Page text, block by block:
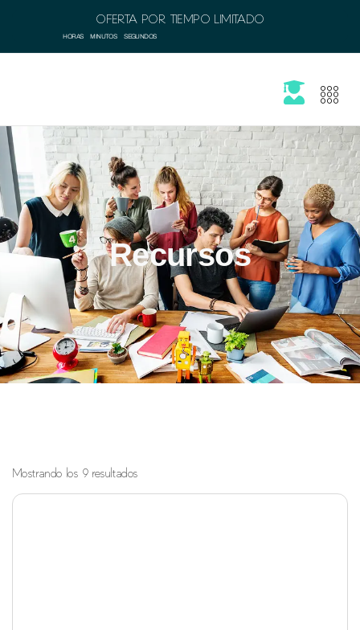
OFERTA POR TIEMPO LIMITADO
HORAS MINUTOS SEGUNDOS
Recursos
Mostrando los 9 resultados